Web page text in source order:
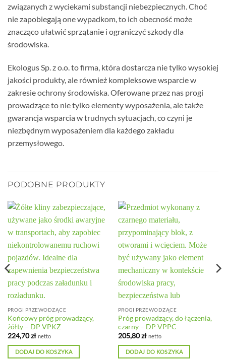
związanych z wyciekami substancji niebezpiecznych. Choć
nie zapobiegają one wypadkom, to ich obecność może
znacząco ułatwić sprzątanie i ograniczyć szkody dla
środowiska.
Ekologus Sp. z o.o. to firma, która dostarcza nie tylko wysokiej
jakości produkty, ale również kompleksowe wsparcie w
zakresie ochrony środowiska. Oferowane przez nas progi
prowadzące to nie tylko elementy wyposażenia, ale także
gwarancja wsparcia w trudnych sytuacjach, co czyni je
niezbędnym wyposażeniem dla każdego zakładu
przemysłowego.
PODOBNE PRODUKTY
PROGI PRZEWODZĄCE
Końcowy próg prowadzący,
żółty – DP VPKZ
224,70zł netto
DODAJ DO KOSZYKA
PROGI PRZEWODZĄCE
Próg prowadzący, do łączenia,
czarny – DP VPPC
205,80zł netto
DODAJ DO KOSZYKA